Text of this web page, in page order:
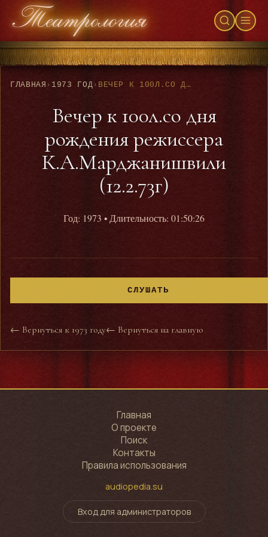
ГЛАВНАЯ › 1973 ГОД› ВЕЧЕР К 100Л.СО ДНЯ РОЖДЕНИЯ РЕЖИССЕРА К.А.МАРДЖАНИШВИЛИ (12.2.73Г)
Вечер к 100л.со дня
рождения режиссера
К.А.Марджанишвили
(12.2.73г)
Год: 1973 • Длительность: 01:50:26
СЛУШАТЬ
← Вернуться к 1973 году← Вернуться на главную
Главная
О проекте
Поиск
Контакты
Правила использования
audiopedia.su
Вход для администраторов